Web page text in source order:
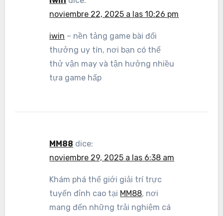
noviembre 22, 2025 a las 10:26 pm
iwin – nền tảng game bài đổi
thưởng uy tín, nơi bạn có thể
thử vận may và tận hưởng nhiều
tựa game hấp
MM88 dice:
noviembre 29, 2025 a las 6:38 am
Khám phá thế giới giải trí trực
tuyến đỉnh cao tại MM88, nơi
mang đến những trải nghiệm cá